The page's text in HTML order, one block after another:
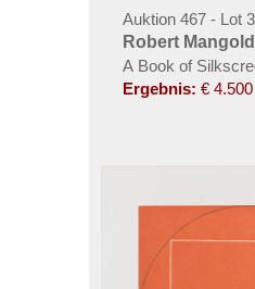
Auktion 467 - Lot
Robert Mangold
A Book of
Ergebnis: € 4.500